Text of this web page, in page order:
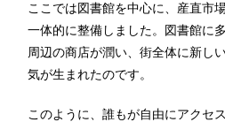
ここでは図書館を中心に、産直市
一体的に整備しました。図書館に
周辺の商店が潤い、街全体に新し
気が生まれたのです。
このように、誰もが自由にアクセ